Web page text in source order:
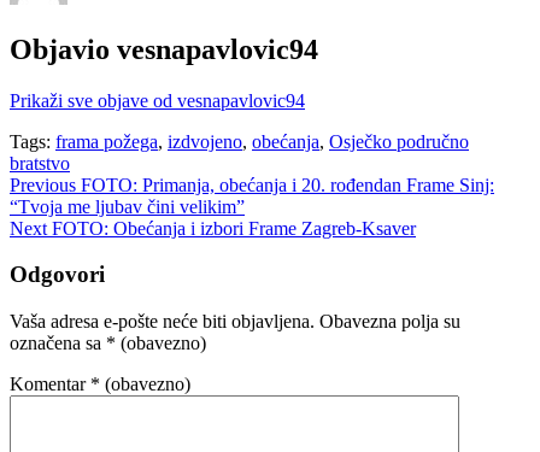
Objavio vesnapavlovic94
Prikaži sve objave od vesnapavlovic94
Tags: frama požega, izdvojeno, obećanja, Osječko područno
bratstvo
Navigacija
objava
Previous FOTO: Primanja, obećanja i 20. rođendan Frame Sinj:
“Tvoja me ljubav čini velikim”
Next FOTO: Obećanja i izbori Frame Zagreb-Ksaver
Odgovori
Vaša adresa e-pošte neće biti objavljena. Obavezna polja su
označena sa * (obavezno)
Komentar * (obavezno)